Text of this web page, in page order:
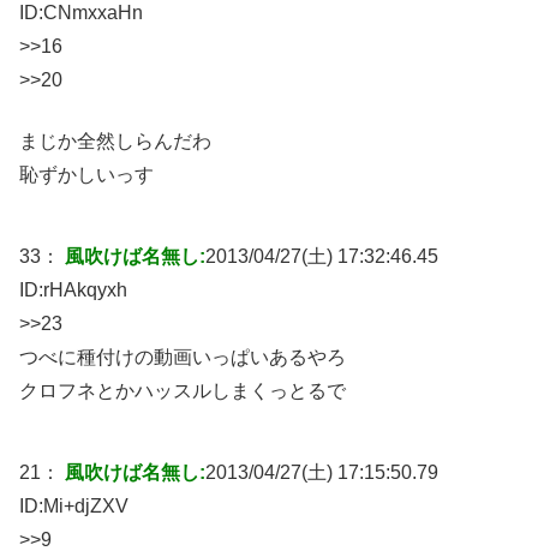
ID:CNmxxaHn
>>16
>>20
まじか全然しらんだわ
恥ずかしいっす
33： 風吹けば名無し:2013/04/27(土) 17:32:46.45
ID:rHAkqyxh
>>23
つべに種付けの動画いっぱいあるやろ
クロフネとかハッスルしまくっとるで
21： 風吹けば名無し:2013/04/27(土) 17:15:50.79
ID:Mi+djZXV
>>9